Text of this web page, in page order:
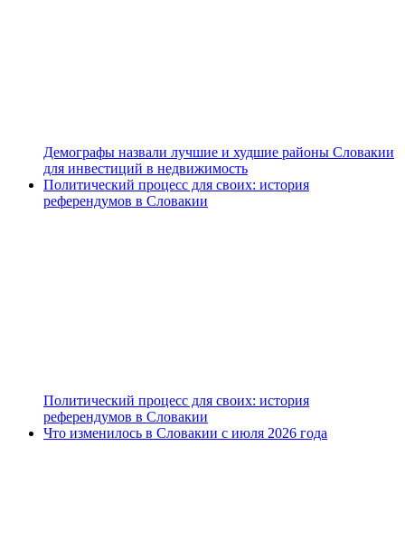
Демографы назвали лучшие и худшие районы Словакии
для инвестиций в недвижимость
Политический процесс для своих: история
референдумов в Словакии
Политический процесс для своих: история
референдумов в Словакии
Что изменилось в Словакии с июля 2026 года